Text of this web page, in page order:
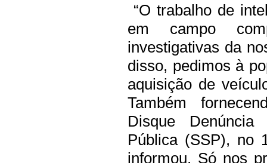
“O trabalho de
em campo
investigativas da
disso, pedimos à
aquisição de
Também
Disque
Pública (SSP), no
informou. Só nos